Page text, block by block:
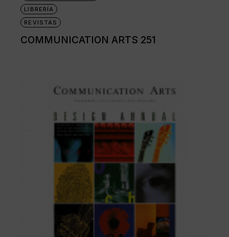
LIBRERÍA
REVISTAS
COMMUNICATION ARTS 251